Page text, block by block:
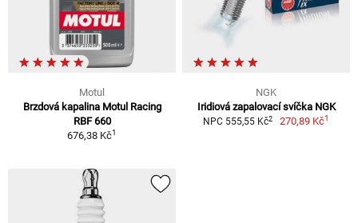
Motul
Brzdová kapalina Motul Racing
RBF 660
676,38 Kč1
NGK
Iridiová zapalovací svíčka NGK
NPC 555,55 Kč2 270,89 Kč1